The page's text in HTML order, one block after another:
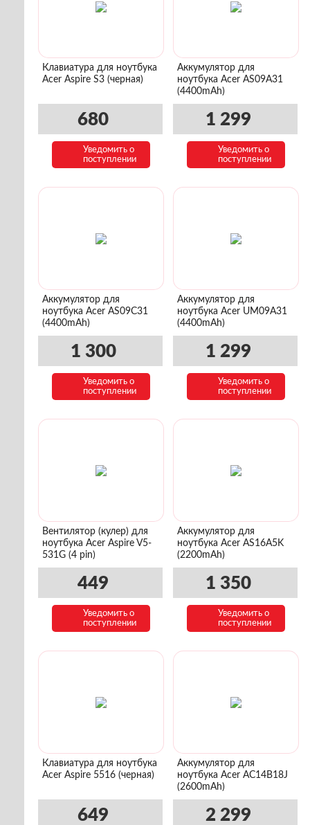
Клавиатура для ноутбука
Acer Aspire S3 (черная)
680
Уведомить о
поступлении
Аккумулятор для
ноутбука Acer AS09A31
(4400mAh)
1 299
Уведомить о
поступлении
Аккумулятор для
ноутбука Acer AS09C31
(4400mAh)
1 300
Уведомить о
поступлении
Аккумулятор для
ноутбука Acer UM09A31
(4400mAh)
1 299
Уведомить о
поступлении
Вентилятор (кулер) для
ноутбука Acer Aspire V5-
531G (4 pin)
449
Уведомить о
поступлении
Аккумулятор для
ноутбука Acer AS16A5K
(2200mAh)
1 350
Уведомить о
поступлении
Клавиатура для ноутбука
Acer Aspire 5516 (черная)
649
Аккумулятор для
ноутбука Acer AC14B18J
(2600mAh)
2 299